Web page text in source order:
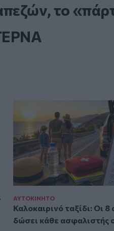
το
ΑΥΤΟΚΙΝΗΤΟ
Καλοκαιρινό ταξίδι: Οι
δώσει κάθε ασφαλιστής